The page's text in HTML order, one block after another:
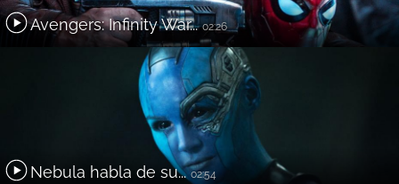
Avengers: Infinity War...02:26
Nebula habla de su...02:54